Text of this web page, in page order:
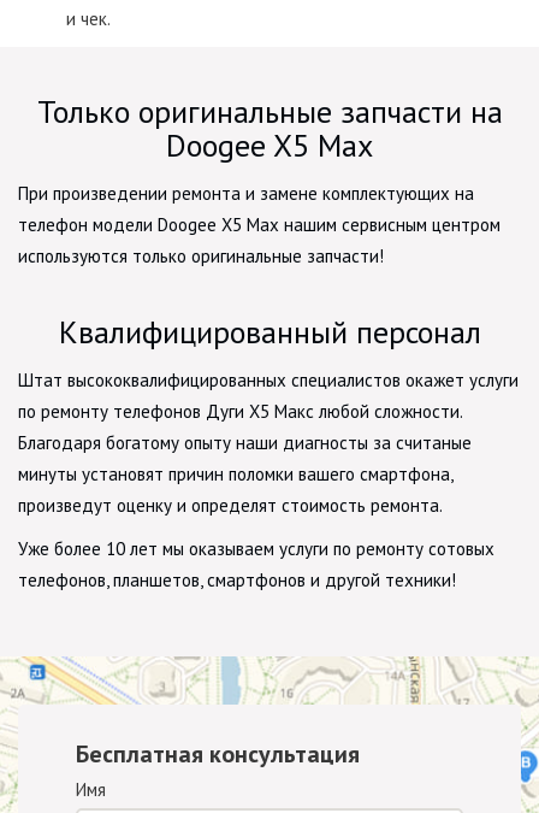
и чек.
Только оригинальные запчасти на
Doogee X5 Max
При произведении ремонта и замене комплектующих на
телефон модели Doogee X5 Max нашим сервисным центром
используются только оригинальные запчасти!
Квалифицированный персонал
Штат высококвалифицированных специалистов окажет услуги
по ремонту телефонов Дуги Х5 Макс любой сложности.
Благодаря богатому опыту наши диагносты за считаные
минуты установят причин поломки вашего смартфона,
произведут оценку и определят стоимость ремонта.
Уже более 10 лет мы оказываем услуги по ремонту сотовых
телефонов, планшетов, смартфонов и другой техники!
Бесплатная консультация
Имя